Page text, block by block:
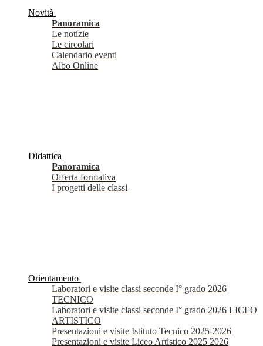
Novità
Panoramica
Le notizie
Le circolari
Calendario eventi
Albo Online
Didattica
Panoramica
Offerta formativa
I progetti delle classi
Orientamento
Laboratori e visite classi seconde I° grado 2026
TECNICO
Laboratori e visite classi seconde I° grado 2026 LICEO
ARTISTICO
Presentazioni e visite Istituto Tecnico 2025-2026
Presentazioni e visite Liceo Artistico 2025 2026